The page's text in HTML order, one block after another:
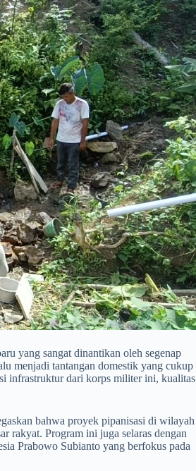
yang sangat dinantikan oleh segenap
menjadi tantangan domestik yang cukup
infrastruktur dari korps militer ini, kualitas
bahwa proyek pipanisasi di wilayah
rakyat. Program ini juga selaras dengan
Prabowo Subianto yang berfokus pada